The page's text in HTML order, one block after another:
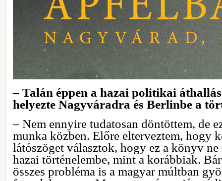
– Talán éppen a hazai politikai
helyezte Nagyváradra és Berlinbe a
– Nem ennyire tudatosan döntöttem, de
munka közben. Előre elterveztem, hogy
látószöget választok, hogy ez a könyv
hazai történelembe, mint a korábbiak.
összes probléma is a magyar múltban